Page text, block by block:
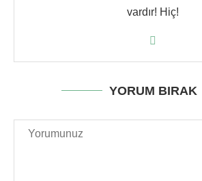
vardır! Hiç!
YORUM BIRAK